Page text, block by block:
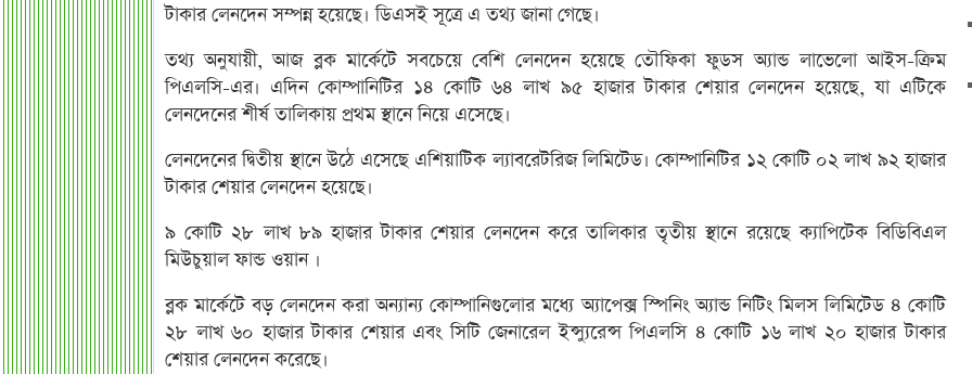
টাকার লেনদেন সম্পন্ন হয়েছে। ডিএসই সূত্রে এ তথ্য জানা গেছে।
তথ্য অনুযায়ী, আজ ব্লক মার্কেটে সবচেয়ে বেশি লেনদেন হয়েছে তৌফিকা ফুডস অ্যান্ড লাভেলো আইস-ক্রিম
পিএলসি-এর। এদিন কোম্পানিটির ১৪ কোটি ৬৪ লাখ ৯৫ হাজার টাকার শেয়ার লেনদেন হয়েছে, যা এটিকে
লেনদেনের শীর্ষ তালিকায় প্রথম স্থানে নিয়ে এসেছে।
লেনদেনের দ্বিতীয় স্থানে উঠে এসেছে এশিয়াটিক ল্যাবরেটরিজ লিমিটেড। কোম্পানিটির ১২ কোটি ০২ লাখ ৯২ হাজার
টাকার শেয়ার লেনদেন হয়েছে।
৯ কোটি ২৮ লাখ ৮৯ হাজার টাকার শেয়ার লেনদেন করে তালিকার তৃতীয় স্থানে রয়েছে ক্যাপিটেক বিডিবিএল
মিউচুয়াল ফান্ড ওয়ান ।
ব্লক মার্কেটে বড় লেনদেন করা অন্যান্য কোম্পানিগুলোর মধ্যে অ্যাপেক্স স্পিনিং অ্যান্ড নিটিং মিলস লিমিটেড ৪ কোটি
২৮ লাখ ৬০ হাজার টাকার শেয়ার এবং সিটি জেনারেল ইন্স্যুরেন্স পিএলসি ৪ কোটি ১৬ লাখ ২০ হাজার টাকার
শেয়ার লেনদেন করেছে।